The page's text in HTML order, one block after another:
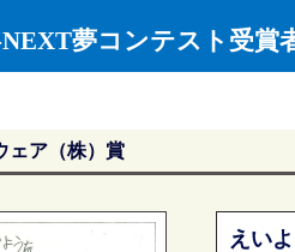
夢コンテスト受賞
ェア（株）賞
えい